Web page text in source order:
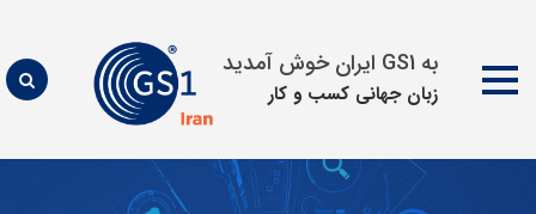
به GS1 ایران خوش آمدید
زبان جهانی كسب و كار